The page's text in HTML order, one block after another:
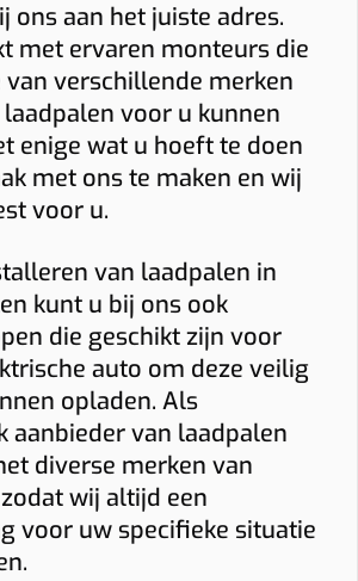
ons aan het juiste adres.
met ervaren monteurs die
verschillende merken
voor u kunnen
enige wat u hoeft te doen
met ons te maken en wij
voor u.
van laadpalen in
kunt u bij ons ook
die geschikt zijn voor
auto om deze veilig
opladen. Als
aanbieder van laadpalen
diverse merken van
wij altijd een
voor uw specifieke situatie